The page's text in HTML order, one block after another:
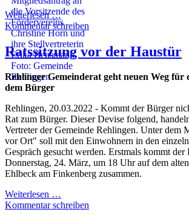
Weiterlesen …
Kommentar schreiben
Ratssitzung vor der Haustür
Rehlinger Gemeinderat geht neuen Weg für
dem Bürger
Rehlingen, 20.03.2022 - Kommt der Bürger
Rat zum Bürger. Dieser Devise folgend,
Vertreter der Gemeinde Rehlingen. Unter dem
vor Ort" soll mit den Einwohnern in den
Gespräch gesucht werden. Erstmals kommt der
Donnerstag, 24. März, um 18 Uhr auf dem
Ehlbeck am Finkenberg zusammen.
Weiterlesen …
Kommentar schreiben